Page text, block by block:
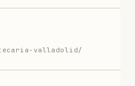
valladolid/